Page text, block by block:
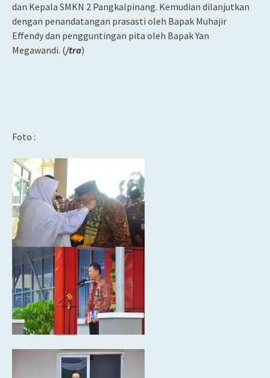
dan Kepala SMKN 2 Pangkalpinang. Kemudian dilanjutkan
dengan penandatangan prasasti oleh Bapak Muhajir
Effendy dan pengguntingan pita oleh Bapak Yan
Megawandi. (/tra)
Foto :